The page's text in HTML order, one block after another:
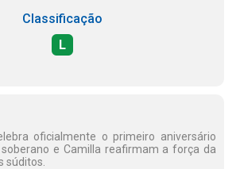
Classificação
L
oficialmente o primeiro aniversário
e Camilla reafirmam a força da
súditos.